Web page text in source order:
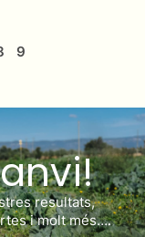
9
resultats,
i molt més….